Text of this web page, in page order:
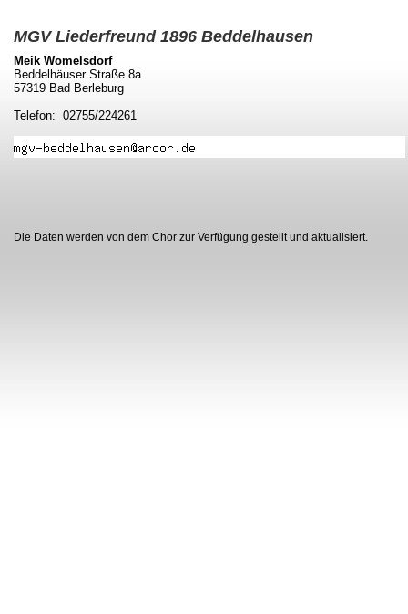
MGV Liederfreund 1896 Beddelhausen
Meik Womelsdorf
Beddelhäuser Straße 8a
57319 Bad Berleburg
Telefon: 02755/224261
Die Daten werden von dem Chor zur Verfügung gestellt und aktualisiert.